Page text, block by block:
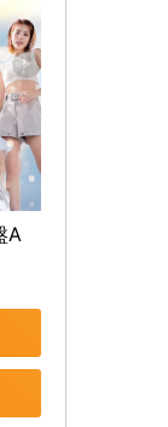
A